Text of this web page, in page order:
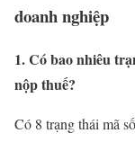
doanh nghiệp
1. Có bao nhiêu
nộp thuế?
Có 8 trạng thái mã